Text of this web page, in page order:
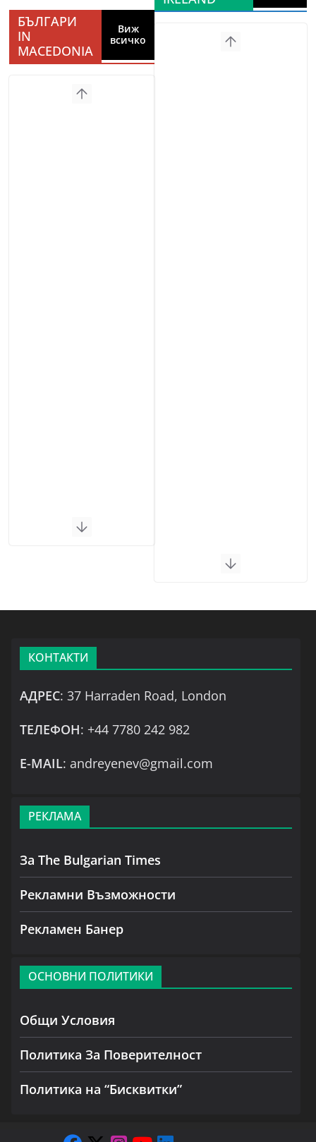
БЪЛГАРИ
IN
MACEDONIA
Виж
всичко
КОНТАКТИ
АДРЕС: 37 Harraden Road, London
ТЕЛЕФОН: +44 7780 242 982
Е-MAIL: andreyenev@gmail.com
РЕКЛАМА
За The Bulgarian Times
Рекламни Възможности
Рекламен Банер
ОСНОВНИ ПОЛИТИКИ
Общи Условия
Политика За Поверителност
Политика на “Бисквитки”